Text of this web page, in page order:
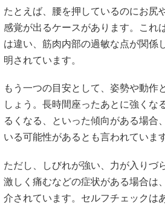
たとえば、腰を押しているのにお尻
感覚が出るケースがあります。これ
は違い、筋肉内部の過敏な点が関係
明されています。
もう一つの目安として、姿勢や動作
しょう。長時間座ったあとに強くな
るくなる、といった傾向がある場合
いる可能性があるとも言われています
ただし、しびれが強い、力が入りづ
激しく痛むなどの症状がある場合は
介されています。セルフチェックは